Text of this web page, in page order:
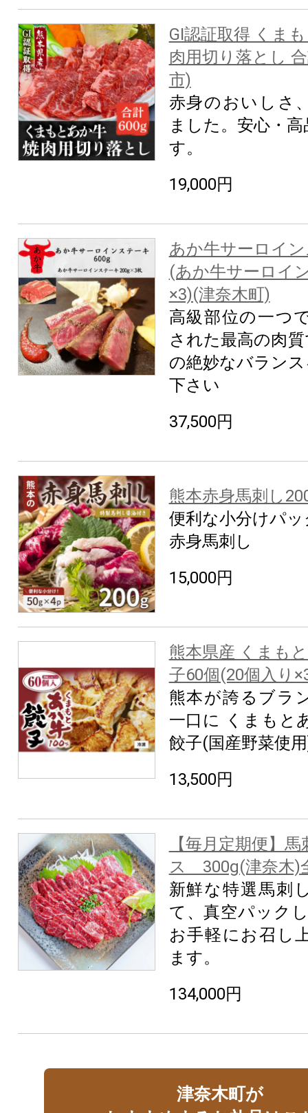
GI認証取得 くま
肉用切り落とし
市)
赤身のおいしさ
ました。安心・
す。
19,000円
あか牛サーロイ
(あか牛サーロイ
×3)(津奈木町)
高級部位の一つ
された最高の肉
の絶妙なバラン
下さい
37,500円
熊本赤身馬刺し
便利な小分けパ
赤身馬刺し
15,000円
熊本県産 くまも
子60個(20個入り
熊本が誇るブラ
一口に くまもと
餃子(国産野菜使
13,500円
【毎月定期便】
ス 300g(津奈木)
新鮮な特選馬刺
て、真空パック
お手軽にお召し
ます。
134,000円
津奈木町が